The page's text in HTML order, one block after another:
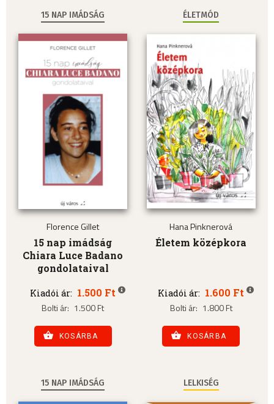
15 NAP IMÁDSÁG
Florence Gillet
15 nap imádság
Chiara Luce Badano
gondolataival
Kiadói ár: 1.500 Ft
Bolti ár: 1.500 Ft
KOSÁRBA
ÉLETMÓD
Hana Pinknerová
Életem középkora
Kiadói ár: 1.600 Ft
Bolti ár: 1.800 Ft
KOSÁRBA
15 NAP IMÁDSÁG LELKISÉG